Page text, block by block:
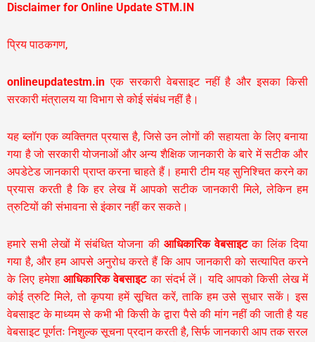
Disclaimer for Online Update STM.IN
प्रिय पाठकगण,
onlineupdatestm.in एक सरकारी वेबसाइट नहीं है और इसका किसी
सरकारी मंत्रालय या विभाग से कोई संबंध नहीं है।
यह ब्लॉग एक व्यक्तिगत प्रयास है, जिसे उन लोगों की सहायता के लिए बनाया
गया है जो सरकारी योजनाओं और अन्य शैक्षिक जानकारी के बारे में सटीक और
अपडेटेड जानकारी प्राप्त करना चाहते हैं। हमारी टीम यह सुनिश्चित करने का
प्रयास करती है कि हर लेख में आपको सटीक जानकारी मिले, लेकिन हम
त्रुटियों की संभावना से इंकार नहीं कर सकते।
हमारे सभी लेखों में संबंधित योजना की आधिकारिक वेबसाइटका लिंक दिया
गया है, और हम आपसे अनुरोध करते हैं कि आप जानकारी को सत्यापित करने
के लिए हमेशा आधिकारिक वेबसाइटका संदर्भ लें। यदि आपको किसी लेख में
कोई त्रुटि मिले, तो कृपया हमें सूचित करें, ताकि हम उसे सुधार सकें। इस
वेबसाइट के माध्यम से कभी भी किसी के द्वारा पैसे की मांग नहीं की जाती है यह
वेबसाइट पूर्णतः निशुल्क सूचना प्रदान करती है,सिर्फ जानकारी आप तक सरल